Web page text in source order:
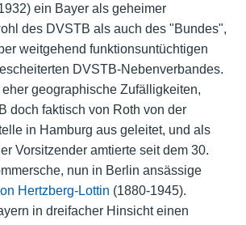
ein Bayer als geheimer
des DVSTB als auch des "Bundes",
weitgehend funktionsuntüchtigen
DVSTB-Nebenverbandes.
geographische Zufälligkeiten,
doch faktisch von Roth von der
in Hamburg aus geleitet, und als
Vorsitzender amtierte seit dem 30.
nun in Berlin ansässige
Hertzberg-Lottin (1880-1945).
in dreifacher Hinsicht einen